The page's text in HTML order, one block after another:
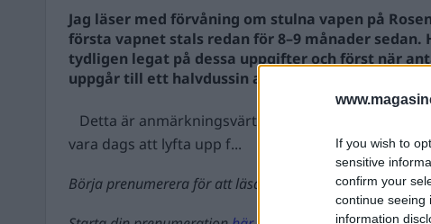
If you wish to
sensitive
confirm your
continue seeing
information
Jag läser med förvåning om stulna vapen på
första vapnet stals redan för 8–9 månader sedan.
tydligen legat på dessa uppgifter och först när
uppgår till ett halvdussin anmäls detta.
Detta är anmärkningsvärt och alldeles för djävligt
vara dags att lyfta upp f...
Börja prenumerera för att läsa detta innehåll.